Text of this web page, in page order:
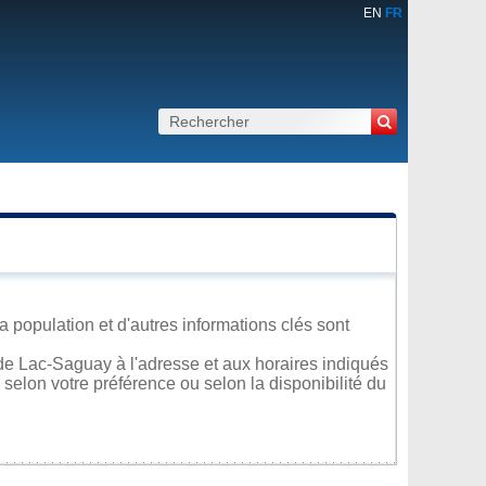
EN FR
population et d'autres informations clés sont
Lac-Saguay à l'adresse et aux horaires indiqués
votre préférence ou selon la disponibilité du